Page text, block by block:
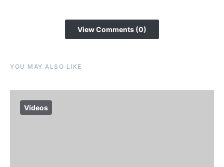
View Comments (0)
YOU MAY ALSO LIKE
Vídeos